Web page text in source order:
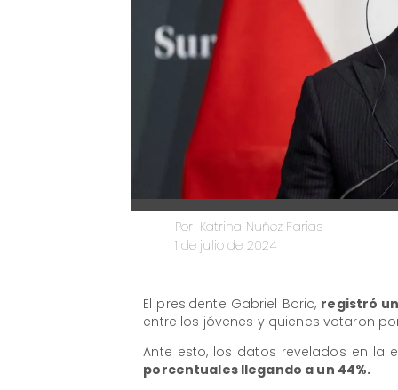
Katrina Nuñez Farias
Por
1 de julio de 2024
El presidente Gabriel Boric, registró
entre los jóvenes y quienes votaron
Ante esto, los datos revelados en la
porcentuales llegando a un 44%.